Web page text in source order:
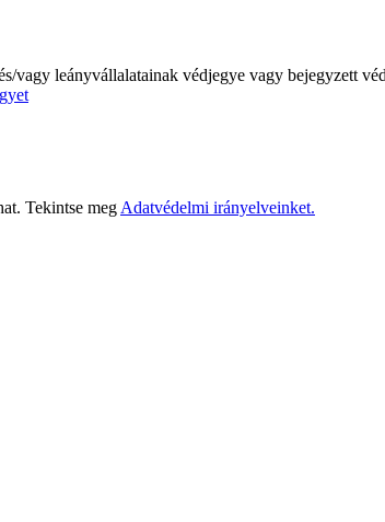
leányvállalatainak védjegye vagy bejegyzett
Tekintse meg Adatvédelmi irányelveinket.